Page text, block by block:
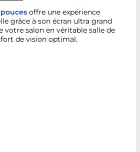
offre une expérience
grâce à son écran ultra grand
votre salon en véritable salle de
de vision optimal.